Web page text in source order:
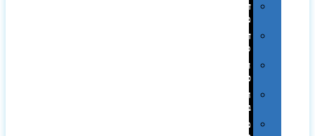
דפוס
משי
דפוס
סובלימציה
הדפס
פרוצס
חריטה
בלייזר
מהו